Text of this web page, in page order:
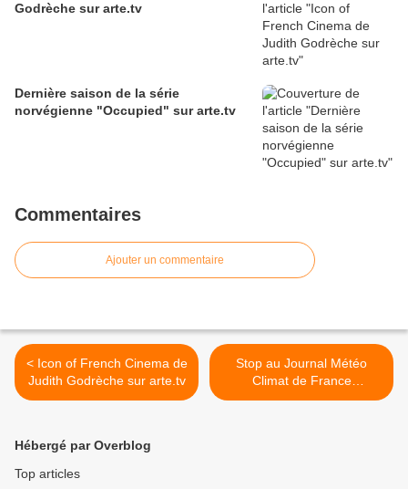
Godrèche sur arte.tv
Dernière saison de la série
norvégienne "Occupied" sur arte.tv
Commentaires
Ajouter un commentaire
< Icon of French Cinema de
Judith Godrèche sur arte.tv
Stop au Journal Météo
Climat de France
Télévisions ! >
Hébergé par Overblog
Top articles